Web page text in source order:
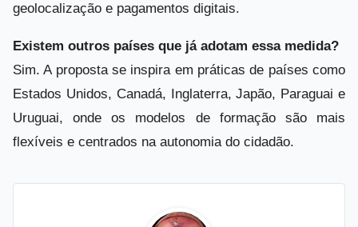
geolocalização e pagamentos digitais.
Existem outros países que já adotam essa medida?
Sim. A proposta se inspira em práticas de países como
Estados Unidos, Canadá, Inglaterra, Japão, Paraguai e
Uruguai, onde os modelos de formação são mais
flexíveis e centrados na autonomia do cidadão.